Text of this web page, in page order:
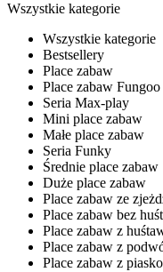
Wszystkie kategorie
Wszystkie kategorie
Bestsellery
Place zabaw
Place zabaw Fungoo
Seria Max-play
Mini place zabaw
Małe place zabaw
Seria Funky
Średnie place zabaw
Duże place zabaw
Place zabaw ze
Place zabaw bez
Place zabaw z
Place zabaw z
Place zabaw z